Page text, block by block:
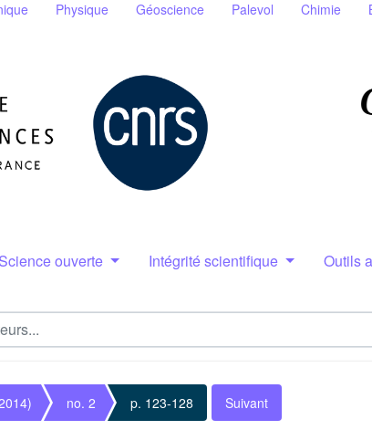
Physique Géoscience Palevol Chimie
Science ouverte Intégrité scientifique Outils
no. 2 p. 123-128 Suivant